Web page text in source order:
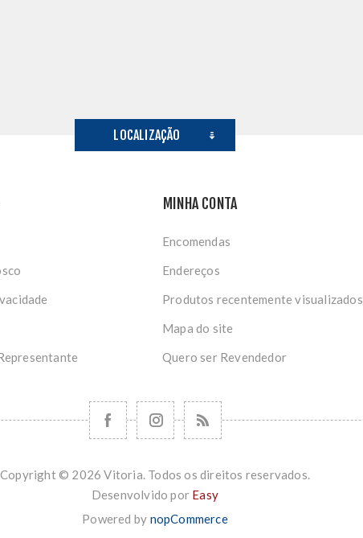
LOCALIZAÇÃO
MINHA CONTA
Encomendas
Endereços
Produtos recentemente visualizados
Mapa do site
Quero ser Revendedor
Copyright © 2026 Vitoria. Todos os direitos reservados.
Desenvolvido por Easy
Powered by nopCommerce